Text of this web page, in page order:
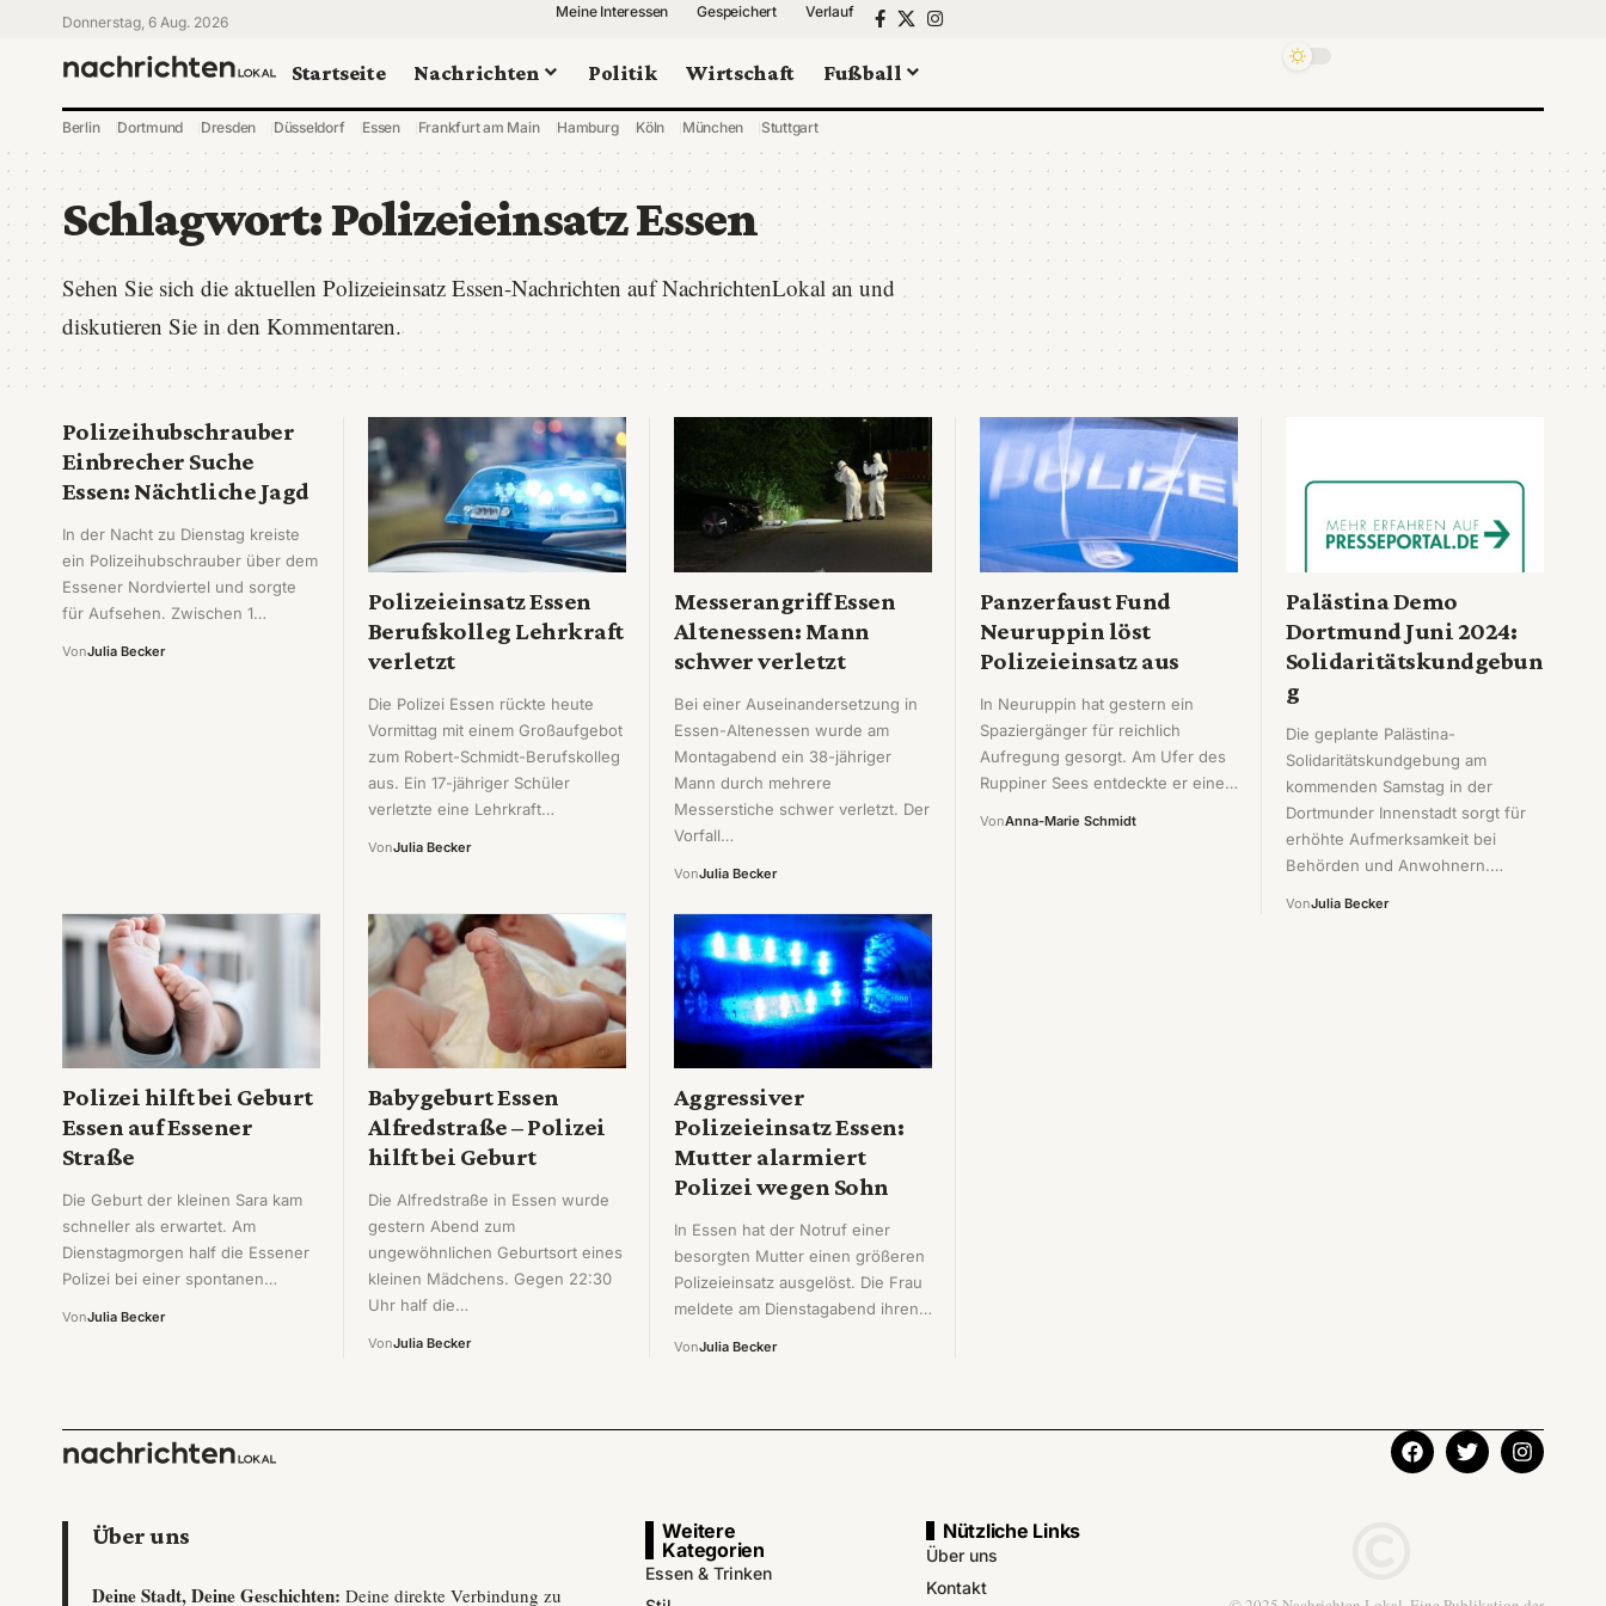
Donnerstag, 6 Aug. 2026
Meine Interessen Gespeichert Verlauf
Startseite Nachrichten Politik Wirtschaft Fußball
Berlin Dortmund Dresden Düsseldorf Essen Frankfurt am Main Hamburg Köln München Stuttgart
Schlagwort:Polizeieinsatz Essen
Sehen Sie sich die aktuellen Polizeieinsatz Essen-Nachrichten auf NachrichtenLokal an und
diskutieren Sie in den Kommentaren.
Polizeihubschrauber
Einbrecher Suche
Essen: Nächtliche Jagd
In der Nacht zu Dienstag kreiste
ein Polizeihubschrauber über dem
Essener Nordviertel und sorgte
für Aufsehen. Zwischen 1…
VonJulia Becker
Polizeieinsatz Essen
Berufskolleg Lehrkraft
verletzt
Die Polizei Essen rückte heute
Vormittag mit einem Großaufgebot
zum Robert-Schmidt-Berufskolleg
aus. Ein 17-jähriger Schüler
verletzte eine Lehrkraft…
VonJulia Becker
Messerangriff Essen
Altenessen: Mann
schwer verletzt
Bei einer Auseinandersetzung in
Essen-Altenessen wurde am
Montagabend ein 38-jähriger
Mann durch mehrere
Messerstiche schwer verletzt. Der
Vorfall…
VonJulia Becker
Panzerfaust Fund
Neuruppin löst
Polizeieinsatz aus
In Neuruppin hat gestern ein
Spaziergänger für reichlich
Aufregung gesorgt. Am Ufer des
Ruppiner Sees entdeckte er eine…
VonAnna-Marie Schmidt
Palästina Demo
Dortmund Juni 2024:
Solidaritätskundgebun
g
Die geplante Palästina-
Solidaritätskundgebung am
kommenden Samstag in der
Dortmunder Innenstadt sorgt für
erhöhte Aufmerksamkeit bei
Behörden und Anwohnern.…
VonJulia Becker
Polizei hilft bei Geburt
Essen auf Essener
Straße
Die Geburt der kleinen Sara kam
schneller als erwartet. Am
Dienstagmorgen half die Essener
Polizei bei einer spontanen…
VonJulia Becker
Babygeburt Essen
Alfredstraße – Polizei
hilft bei Geburt
Die Alfredstraße in Essen wurde
gestern Abend zum
ungewöhnlichen Geburtsort eines
kleinen Mädchens. Gegen 22:30
Uhr half die…
VonJulia Becker
Aggressiver
Polizeieinsatz Essen:
Mutter alarmiert
Polizei wegen Sohn
In Essen hat der Notruf einer
besorgten Mutter einen größeren
Polizeieinsatz ausgelöst. Die Frau
meldete am Dienstagabend ihren…
VonJulia Becker
Über uns
Deine Stadt, Deine Geschichten: Deine direkte Verbindung zu
Weitere
Kategorien
Essen & Trinken
Nützliche Links
Über uns
Kontakt